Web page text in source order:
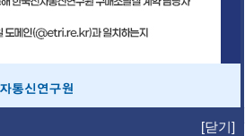
[닫기]
보유특허 이전가능 기술
융합기술연구생산센터 반도체실험실